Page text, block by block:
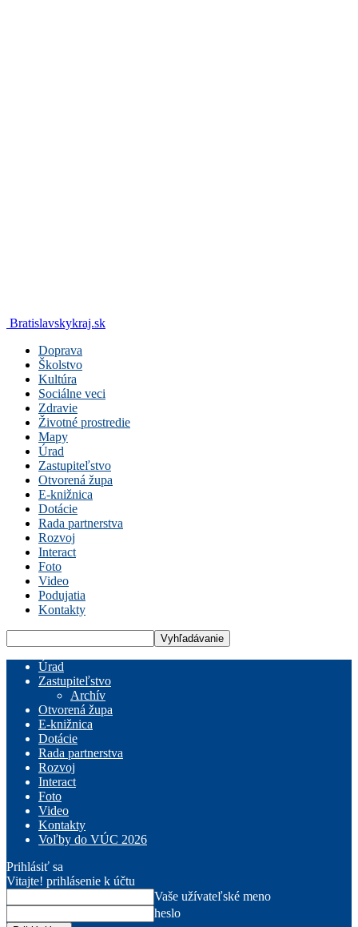
Bratislavskykraj.sk
Doprava
Školstvo
Kultúra
Sociálne veci
Zdravie
Životné prostredie
Mapy
Úrad
Zastupiteľstvo
Otvorená župa
E-knižnica
Dotácie
Rada partnerstva
Rozvoj
Interact
Foto
Video
Podujatia
Kontakty
Úrad
Zastupiteľstvo
Archív
Otvorená župa
E-knižnica
Dotácie
Rada partnerstva
Rozvoj
Interact
Foto
Video
Kontakty
Voľby do VÚC 2026
Prihlásiť sa
Vitajte! prihlásenie k účtu
Vaše užívateľské meno
heslo